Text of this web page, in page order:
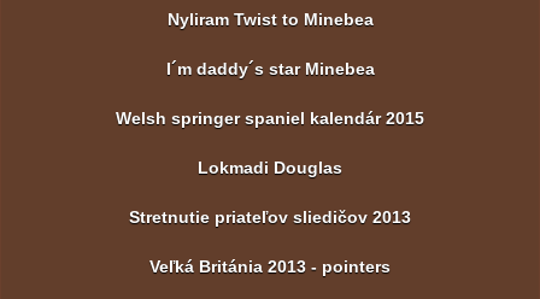
Nyliram Twist to Minebea
I´m daddy´s star Minebea
Welsh springer spaniel kalendár 2015
Lokmadi Douglas
Stretnutie priateľov sliedičov 2013
Veľká Británia 2013 - pointers